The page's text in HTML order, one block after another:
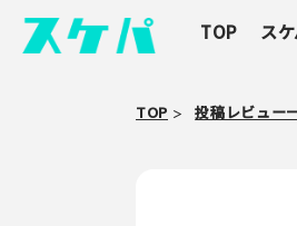
TOP ス
TOP 投稿レビュー